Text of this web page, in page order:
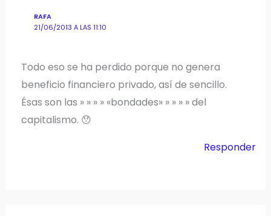
RAFA
21/06/2013 A LAS 11:10
Todo eso se ha perdido porque no genera
beneficio financiero privado, así de sencillo.
Ésas son las » » » » «bondades» » » » » del
capitalismo. 😯
Responder